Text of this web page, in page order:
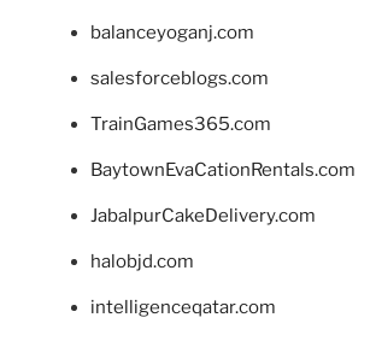
balanceyoganj.com
salesforceblogs.com
TrainGames365.com
BaytownEvaCationRentals.com
JabalpurCakeDelivery.com
halobjd.com
intelligenceqatar.com